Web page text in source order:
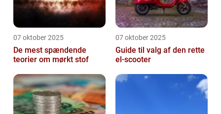
07 oktober 2025
De mest spændende
teorier om mørkt stof
07 oktober 2025
Guide til valg af den rette
el-scooter